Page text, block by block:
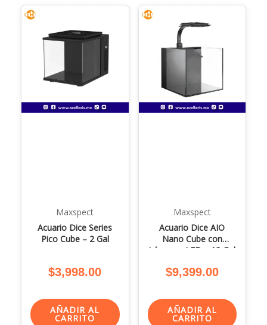
Maxspect
Acuario Dice Series
Pico Cube – 2 Gal
$3,998.00
AÑADIR AL
CARRITO
Maxspect
Acuario Dice AIO
Nano Cube con
Lámpara LED – 12 Gal
$9,399.00
AÑADIR AL
CARRITO